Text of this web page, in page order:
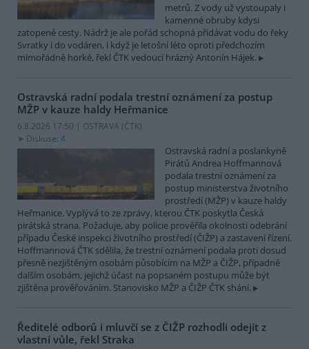
metrů. Z vody už vystoupaly i
kamenné obruby kdysi
zatopené cesty. Nádrž je ale pořád schopná přidávat vodu do řeky
Svratky i do vodáren, i když je letošní léto oproti předchozím
mimořádně horké, řekl ČTK vedoucí hrázný Antonín Hájek.
Ostravská radní podala trestní oznámení za postup
MŽP v kauze haldy Heřmanice
6.8.2026 17:50 | OSTRAVA (ČTK)
Diskuse: 4
Ostravská radní a poslankyně
Pirátů Andrea Hoffmannová
podala trestní oznámení za
postup ministerstva životního
prostředí (MŽP) v kauze haldy
Heřmanice. Vyplývá to ze zprávy, kterou ČTK poskytla Česká
pirátská strana. Požaduje, aby policie prověřila okolnosti odebrání
případu České inspekci životního prostředí (ČIŽP) a zastavení řízení.
Hoffmannová ČTK sdělila, že trestní oznámení podala proti dosud
přesně nezjištěným osobám působícím na MŽP a ČIŽP, případně
dalším osobám, jejichž účast na popsaném postupu může být
zjištěna prověřováním. Stanovisko MŽP a ČIŽP ČTK shání.
Ředitelé odborů i mluvčí se z ČIŽP rozhodli odejít z
vlastní vůle, řekl Straka